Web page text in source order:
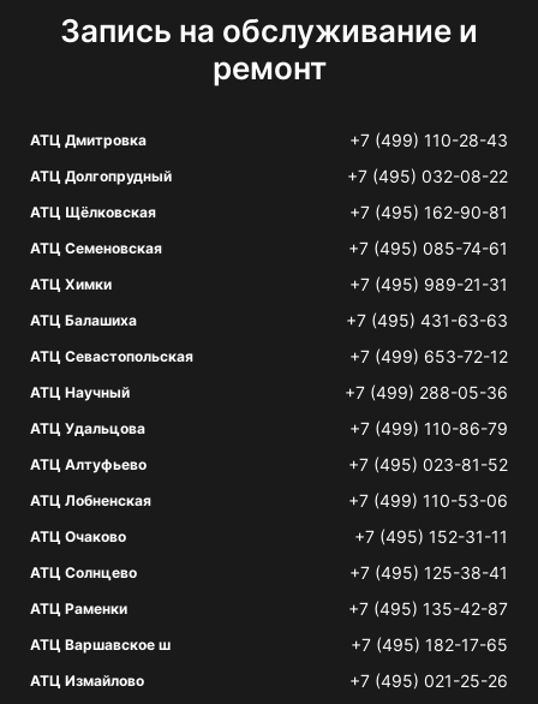
Запись на обслуживание и
ремонт
АТЦ Дмитровка +7 (499) 110-28-43
АТЦ Долгопрудный +7 (495) 032-08-22
АТЦ Щёлковская +7 (495) 162-90-81
АТЦ Семеновская +7 (495) 085-74-61
АТЦ Химки +7 (495) 989-21-31
АТЦ Балашиха +7 (495) 431-63-63
АТЦ Севастопольская +7 (499) 653-72-12
АТЦ Научный +7 (499) 288-05-36
АТЦ Удальцова +7 (499) 110-86-79
АТЦ Алтуфьево +7 (495) 023-81-52
АТЦ Лобненская +7 (499) 110-53-06
АТЦ Очаково +7 (495) 152-31-11
АТЦ Солнцево +7 (495) 125-38-41
АТЦ Раменки +7 (495) 135-42-87
АТЦ Варшавское ш +7 (495) 182-17-65
АТЦ Измайлово +7 (495) 021-25-26